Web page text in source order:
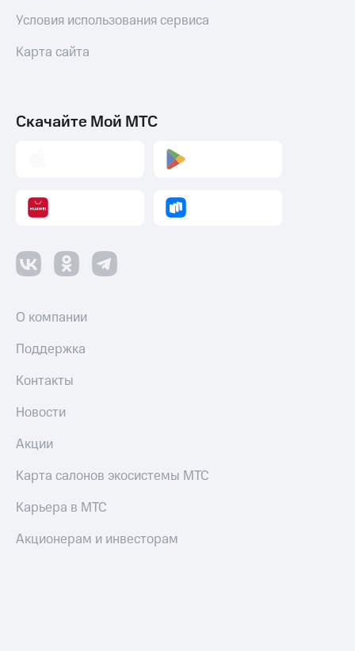
Условия использования сервиса
Карта сайта
Скачайте Мой МТС
О компании
Поддержка
Контакты
Новости
Акции
Карта салонов экосистемы МТС
Карьера в МТС
Акционерам и инвесторам